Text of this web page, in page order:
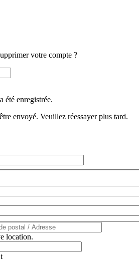
votre compte ?
été enregistrée.
envoyé. Veuillez réessayer plus tard.
location.